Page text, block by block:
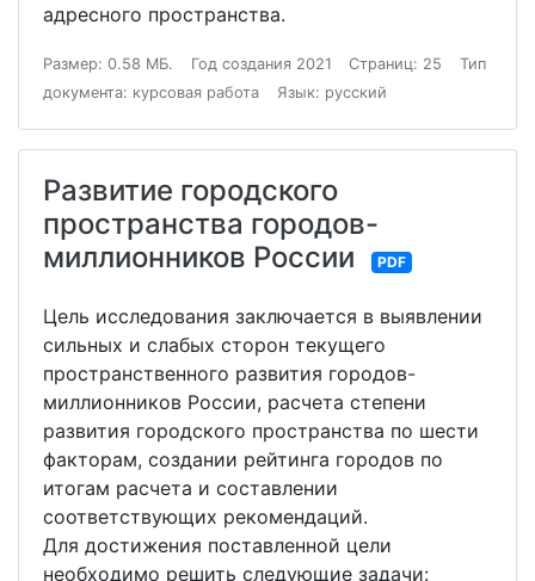
адресного пространства.
Размер: 0.58 МБ. Год создания 2021 Страниц: 25
Тип
документа: курсовая работа
Язык: русский
Развитие городского
пространства городов-
миллионников России
PDF
Цель исследования заключается в выявлении
сильных и слабых сторон текущего
пространственного развития городов-
миллионников России, расчета степени
развития городского пространства по шести
факторам, создании рейтинга городов по
итогам расчета и составлении
соответствующих рекомендаций.
Для достижения поставленной цели
необходимо решить следующие задачи: